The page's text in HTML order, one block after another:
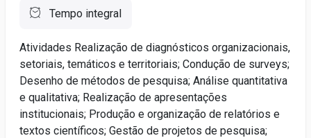
Tempo integral
Atividades Realização de diagnósticos organizacionais,
setoriais, temáticos e territoriais; Condução de surveys;
Desenho de métodos de pesquisa; Análise quantitativa
e qualitativa; Realização de apresentações
institucionais; Produção e organização de relatórios e
textos científicos; Gestão de projetos de pesquisa;